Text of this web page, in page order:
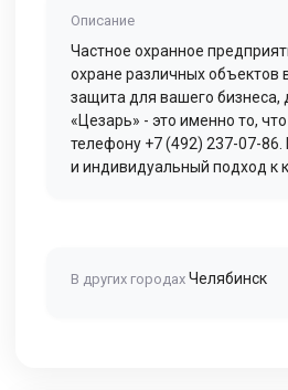
Описание
Частное охранное
охране различных
защита для вашего бизнеса,
«Цезарь» - это именно то,
телефону +7 (492) 237-07-
и индивидуальный подход к
В других городах Челябинск